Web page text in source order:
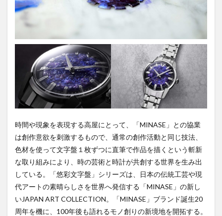
時間や現象を表現する高屋にとって、「MINASE」との協業
は創作意欲を刺激するもので、通常の創作活動と同じ技法、
色材を使って文字盤１枚ずつに直筆で作品を描くという斬新
な取り組みにより、時の芸術と時計が共創する世界を生み出
している。「悠彩文字盤」シリーズは、日本の伝統工芸や現
代アートの素晴らしさを世界へ発信する「MINASE」の新し
いJAPAN ART COLLECTION。「MINASE」ブランド誕生20
周年を機に、100年後も語れるモノ創りの新境地を開拓する。